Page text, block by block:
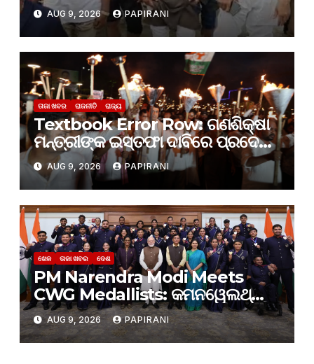
AUG 9, 2026 PAPIRANI
ତାଜା ଖବର ରାଜନୀତି ରାଜ୍ୟ
Textbook Error Row: ଗଣଶିକ୍ଷା
ମନ୍ତ୍ରୀଙ୍କ ଇସ୍ତଫା ଦାବିରେ ପ୍ରଦେଶ
ଯୁବ କଂଗ୍ରେସର ବିଶାଳ ମଶାଲ
ଶୋଭାଯାତ୍ରା
AUG 9, 2026 PAPIRANI
ଖେଳ ତାଜା ଖବର ଦେଶ
PM Narendra Modi Meets
CWG Medallists: କମନୱେଲଥ୍
ଗେମ୍ସରେ ଭାରତୀୟ ବିଜେତାଙ୍କୁ
ଭେଟିଲେ ପ୍ରଧାନମନ୍ତ୍ରୀ ନରେନ୍ଦ୍ର
ମୋଦି
AUG 9, 2026 PAPIRANI